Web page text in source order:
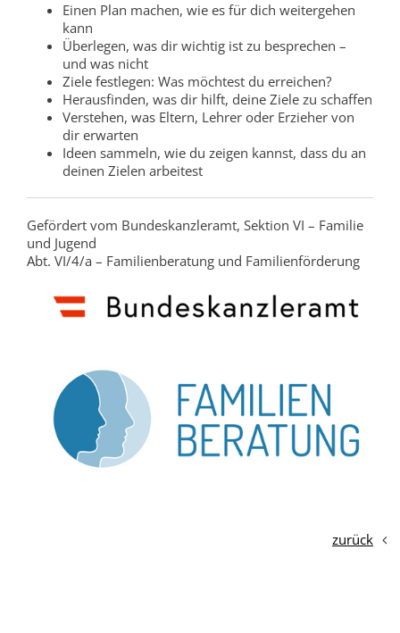
Einen Plan machen, wie es für dich weitergehen
kann
Überlegen, was dir wichtig ist zu besprechen –
und was nicht
Ziele festlegen: Was möchtest du erreichen?
Herausfinden, was dir hilft, deine Ziele zu schaffen
Verstehen, was Eltern, Lehrer oder Erzieher von
dir erwarten
Ideen sammeln, wie du zeigen kannst, dass du an
deinen Zielen arbeitest
Gefördert vom Bundeskanzleramt, Sektion VI – Familie
und Jugend
Abt. VI/4/a – Familienberatung und Familienförderung
zurück